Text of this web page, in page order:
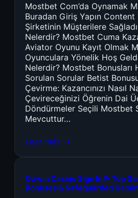
Mostbet Com’da Oynamak
Buradan Giriş Yapın
Şirketinin Müşterilere
Nelerdir? Mostbet Cuma
Aviator Oyunu Kayıt Olmak
Oyunculara Yönelik Hoş
Nelerdir? Mostbet Bonusları
Sorulan Sorular Betist
Çevirme: Kazancınızı Nasıl
Çevireceğinizi Öğrenin Dai
Döndürmeler Seçili Mostbet
Mevcuttur…
Leer más →
Ozwin Casino Sign In ᐉ Top
Bonuses & Safeguarded